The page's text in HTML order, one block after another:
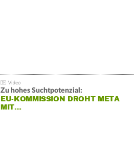
Zu hohes Suchtpotenzial:
EU-KOMMISSION DROHT META
MIT…